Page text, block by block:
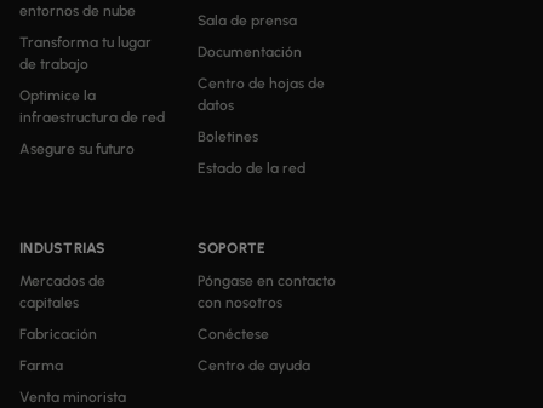
entornos de nube
Transforma tu lugar
de trabajo
Optimice la
infraestructura de red
Asegure su futuro
INDUSTRIAS
Mercados de
capitales
Fabricación
Farma
Venta minorista
Sala de prensa
Documentación
Centro de hojas de
datos
Boletines
Estado de la red
SOPORTE
Póngase en contacto
con nosotros
Conéctese
Centro de ayuda